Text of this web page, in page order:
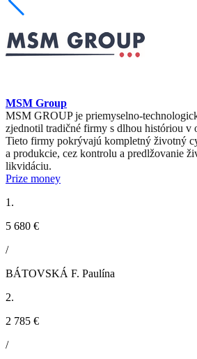
MSM Group
MSM GROUP je priemyselno-
zjednotil tradičné firmy s dlhou históriou v
Tieto firmy pokrývajú kompletný životný
a produkcie, cez kontrolu a predlžovanie
likvidáciu.
Prize money
1.
5 680 €
/
BÁTOVSKÁ F. Paulína
2.
2 785 €
/